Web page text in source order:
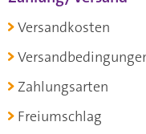
Versandkosten
Zahlungsarten
Freiumschlag